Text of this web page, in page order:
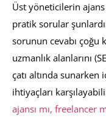
Üst yöneticilerin ajans
pratik sorular
sorunun cevabı
uzmanlık alanlarını
çatı altında sunarken
ihtiyaçları
ajansı mı, freelancer